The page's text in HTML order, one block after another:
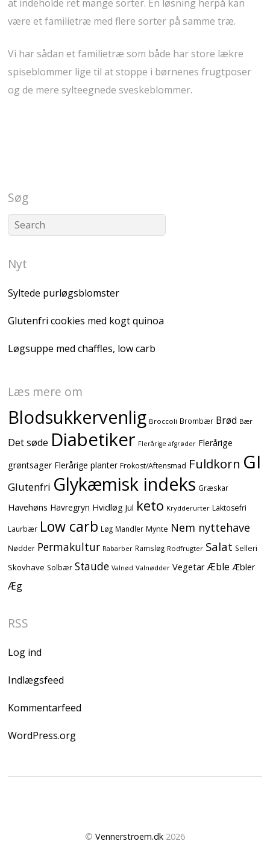
at indeholde ret mange sorter. En løsning herpå kan
være et familietræ med flere sorter på samme træ.
Vi har sådan et familietræ som både har store lækre
spiseblommer lige til at stoppe i børnenes frugtposer
og de mere sylteegnede sveskeblommer.
Søg
Nyt
Syltede purløgsblomster
Glutenfri cookies med kogt quinoa
Løgsuppe med chaffles, low carb
Læs mere om
Blodsukkervenlig Broccoli Brombær Brød Bær
Det søde Diabetiker Flerårige afgrøder Flerårige
grøntsager Flerårige planter Frokost/Aftensmad Fuldkorn GI
Glutenfri Glykæmisk indeks Græskar
Havehøns Havregryn Hvidløg Jul keto Krydderurter Laktosefri
Laurbær Low carb Løg Mandler Mynte Nem nyttehave
Nødder Permakultur Rabarber Ramsløg Rodfrugter Salat Selleri
Skovhave Solbær Staude Valnød Valnødder Vegetar Æble Æbler
Æg
RSS
Log ind
Indlægsfeed
Kommentarfeed
WordPress.org
© Vennerstroem.dk2026